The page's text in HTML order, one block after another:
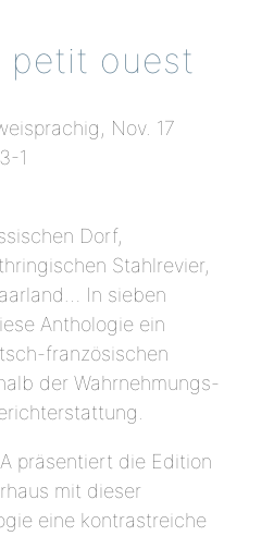
petit ouest
Nov. 17
1
Dorf,
Stahlrevier,
In sieben
Anthologie ein
französischen
der Wahrnehmungs-
präsentiert die Edition
mit dieser
eine kontrastreiche